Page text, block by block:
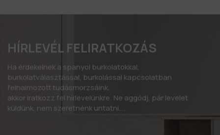
HÍRLEVÉL FELIRATKOZÁS
Ha érdekelnek a spanyol burkolatokkal,
burkolatválasztással, burkolással kapcsolatban
felhalmozott tudásmorzsáink,
akkor iratkozz fel hírlevelünkre. Ne aggódj, pár levelet
küldünk, nem szeretnénk untatni….